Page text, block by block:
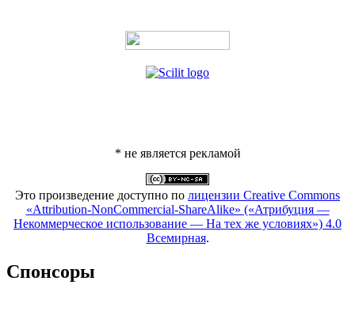
* не является рекламой
Это произведение доступно по лицензии Creative Commons
«Attribution-NonCommercial-ShareAlike» («Атрибуция —
Некоммерческое использование — На тех же условиях») 4.0
Всемирная.
Спонсоры